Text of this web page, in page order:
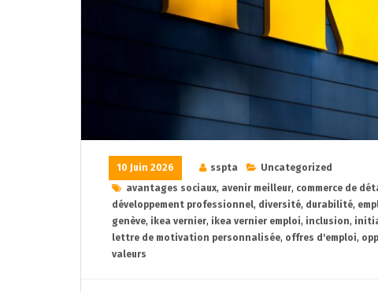
10 Juin 2026 sspta
Uncategorized
avantages sociaux, avenir meilleur, commerce de
développement professionnel, diversité, durabilité,
genève, ikea vernier, ikea vernier emploi, inclusion,
lettre de motivation personnalisée, offres d'emploi,
valeurs